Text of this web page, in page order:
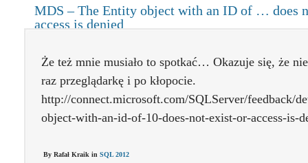
MDS – The Entity object with an ID of … does
access is denied
Że też mnie musiało to spotkać… Okazuje się, że
raz przeglądarkę i po kłopocie.
http://connect.microsoft.com/SQLServer/feedback/
object-with-an-id-of-10-does-not-exist-or-access-is-
By Rafał Kraik in SQL 2012